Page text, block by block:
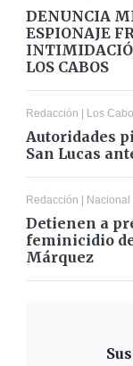
DENUNCIA
ESPIONAJE
LOS CABOS
Redacción | Los
Autoridades
San Lucas
Redacción | Nacional
Detienen a
feminicidio
Márquez